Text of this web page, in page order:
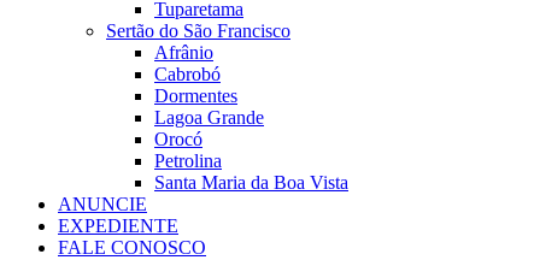
Tuparetama
Sertão do São Francisco
Afrânio
Cabrobó
Dormentes
Lagoa Grande
Orocó
Petrolina
Santa Maria da Boa Vista
ANUNCIE
EXPEDIENTE
FALE CONOSCO